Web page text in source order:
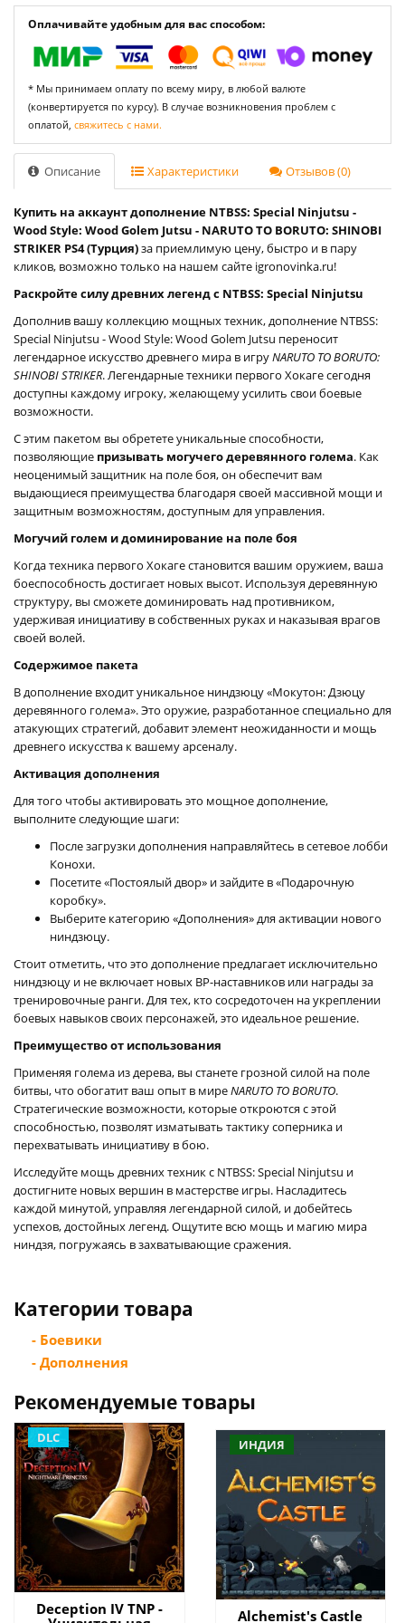
Оплачивайте удобным для вас способом:
* Мы принимаем оплату по всему миру, в любой валюте
(конвертируется по курсу). В случае возникновения проблем с
оплатой, свяжитесь с нами.
Описание Характеристики Отзывов (0)
Купить на аккаунт дополнение NTBSS: Special Ninjutsu -
Wood Style: Wood Golem Jutsu - NARUTO TO BORUTO: SHINOBI
STRIKER PS4 (Турция)за приемлимую цену, быстро и в пару
кликов, возможно только на нашем сайте igronovinka.ru!
Раскройте силу древних легенд с NTBSS: Special Ninjutsu
Дополнив вашу коллекцию мощных техник, дополнение NTBSS:
Special Ninjutsu - Wood Style: Wood Golem Jutsu переносит
легендарное искусство древнего мира в игруNARUTO TO BORUTO:
SHINOBI STRIKER. Легендарные техники первого Хокаге сегодня
доступны каждому игроку, желающему усилить свои боевые
возможности.
С этим пакетом вы обретете уникальные способности,
позволяющие призывать могучего деревянного голема. Как
неоценимый защитник на поле боя, он обеспечит вам
выдающиеся преимущества благодаря своей массивной мощи и
защитным возможностям, доступным для управления.
Могучий голем и доминирование на поле боя
Когда техника первого Хокаге становится вашим оружием, ваша
боеспособность достигает новых высот. Используя деревянную
структуру, вы сможете доминировать над противником,
удерживая инициативу в собственных руках и наказывая врагов
своей волей.
Содержимое пакета
В дополнение входит уникальное ниндзюцу «Мокутон: Дзюцу
деревянного голема». Это оружие, разработанное специально для
атакующих стратегий, добавит элемент неожиданности и мощь
древнего искусства к вашему арсеналу.
Активация дополнения
Для того чтобы активировать это мощное дополнение,
выполните следующие шаги:
После загрузки дополнения направляйтесь в сетевое лобби
Конохи.
Посетите «Постоялый двор» и зайдите в «Подарочную
коробку».
Выберите категорию «Дополнения» для активации нового
ниндзюцу.
Стоит отметить, что это дополнение предлагает исключительно
ниндзюцу и не включает новых ВР-наставников или награды за
тренировочные ранги. Для тех, кто сосредоточен на укреплении
боевых навыков своих персонажей, это идеальное решение.
Преимущество от использования
Применяя голема из дерева, вы станете грозной силой на поле
битвы, что обогатит ваш опыт в миреNARUTO TO BORUTO.
Стратегические возможности, которые откроются с этой
способностью, позволят изматывать тактику соперника и
перехватывать инициативу в бою.
Исследуйте мощь древних техник с NTBSS: Special Ninjutsu и
достигните новых вершин в мастерстве игры. Насладитесь
каждой минутой, управляя легендарной силой, и добейтесь
успехов, достойных легенд. Ощутите всю мощь и магию мира
ниндзя, погружаясь в захватывающие сражения.
Категории товара
- Боевики
- Дополнения
Рекомендуемые товары
DLC
Deception IV TNP -
ИНДИЯ
Alchemist's Castle